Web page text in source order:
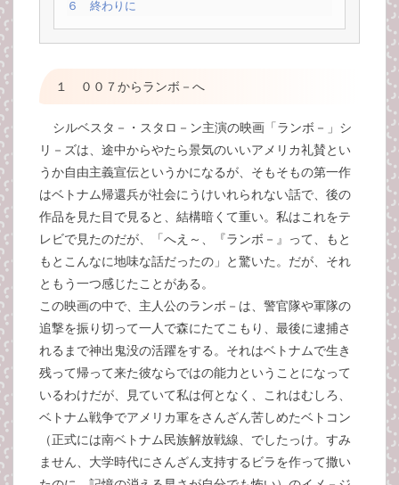
６ 終わりに
１ ００７からランボ－へ
シルベスタ－・スタロ－ン主演の映画「ランボ－」シ
リ－ズは、途中からやたら景気のいいアメリカ礼賛とい
うか自由主義宣伝というかになるが、そもそもの第一作
はベトナム帰還兵が社会にうけいれられない話で、後の
作品を見た目で見ると、結構暗くて重い。私はこれをテ
レビで見たのだが、「へえ～、『ランボ－』って、もと
もとこんなに地味な話だったの」と驚いた。だが、それ
ともう一つ感じたことがある。
この映画の中で、主人公のランボ－は、警官隊や軍隊の
追撃を振り切って一人で森にたてこもり、最後に逮捕さ
れるまで神出鬼没の活躍をする。それはベトナムで生き
残って帰って来た彼ならではの能力ということになって
いるわけだが、見ていて私は何となく、これはむしろ、
ベトナム戦争でアメリカ軍をさんざん苦しめたベトコン
（正式には南ベトナム民族解放戦線、でしたっけ。すみ
ません、大学時代にさんざん支持するビラを作って撒い